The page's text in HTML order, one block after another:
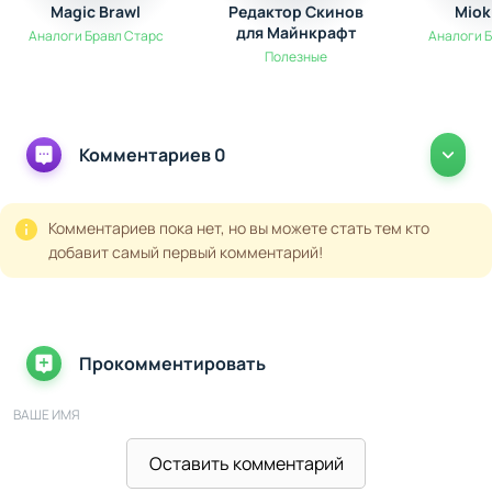
Magic Brawl
Аналоги Бравл Старс
Редактор Скинов
для Майнкрафт
Полезные
Аналоги
Комментариев 0
Комментариев пока нет, но вы можете стать тем кто
добавит самый первый комментарий!
Прокомментировать
ВАШЕ ИМЯ
Оставить комментарий